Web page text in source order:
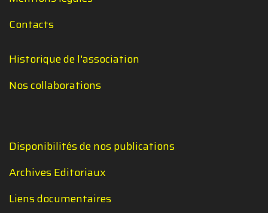
Contacts
Historique de l'association
Nos collaborations
Disponibilités de nos publications
Archives Editoriaux
Liens documentaires